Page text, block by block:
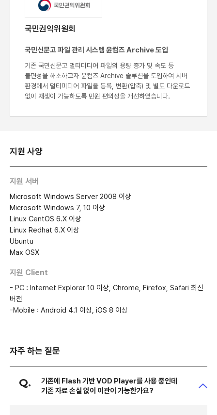
국민권익위원회
국민신문고 파일 관리 시스템 윤컴즈 Archive 도입
기존 국민신문고 멀티미디어 파일의 용량 증가 및 속도 등
불편성을 해소하고자 윤컴즈 Archive 솔루션을 도입하여 서버
환경에서 멀티미디어 파일을 등록, 변환(압축) 및 별도 다운로드
없이 재생이 가능하도록 민원 편의성을 개선하였습니다.
지원 사양
지원 서버
Microsoft Windows Server 2008 이상
Microsoft Windows 7, 10 이상
Linux CentOS 6.X 이상
Linux Redhat 6.X 이상
Ubuntu
Max OSX
지원 Client
- PC : Internet Explorer 10 이상, Chrome, Firefox, Safari 최신
버전
-Mobile : Android 4.1 이상, iOS 8 이상
자주 하는 질문
Q.
기존에 Flash 기반 VOD Player를 사용 중인데
기존 자료 손실 없이 이관이 가능한가요?